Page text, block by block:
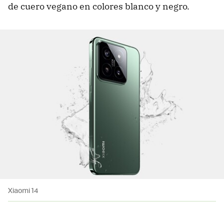
de cuero vegano en colores blanco y negro.
Xiaomi 14